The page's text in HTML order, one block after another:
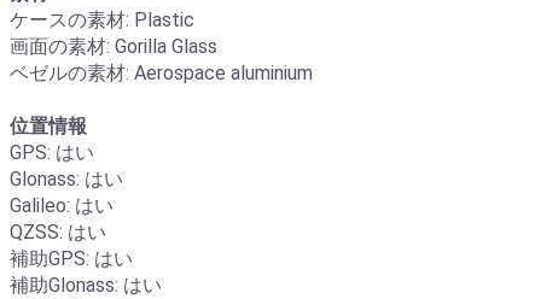
ケースの素材: Plastic
画面の素材: Gorilla Glass
ベゼルの素材: Aerospace aluminium
位置情報
GPS: はい
Glonass: はい
Galileo: はい
QZSS: はい
補助GPS: はい
補助Glonass: はい